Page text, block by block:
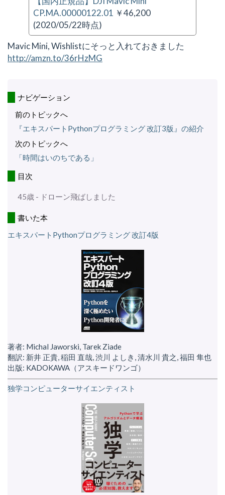
CP.MA.00000122.01 ￥46,200
(2020/05/22時点)
Mavic Mini, Wishlistにそっと入れておきました
http://amzn.to/36rHzMG
ナビゲーション
前のトピックへ
『エキスパートPythonプログラミング 改訂3版』の紹介
次のトピックへ
「時間はいのちである」
目次
45歳 - ドローン飛ばしました
書いた本
エキスパートPythonプログラミング 改訂4版
著者: Michal Jaworski, Tarek Ziade
翻訳: 新井 正貴, 稲田 直哉, 渋川 よしき, 清水川 貴之, 福田 隼也
出版: KADOKAWA（アスキードワンゴ）
独学コンピューターサイエンティスト